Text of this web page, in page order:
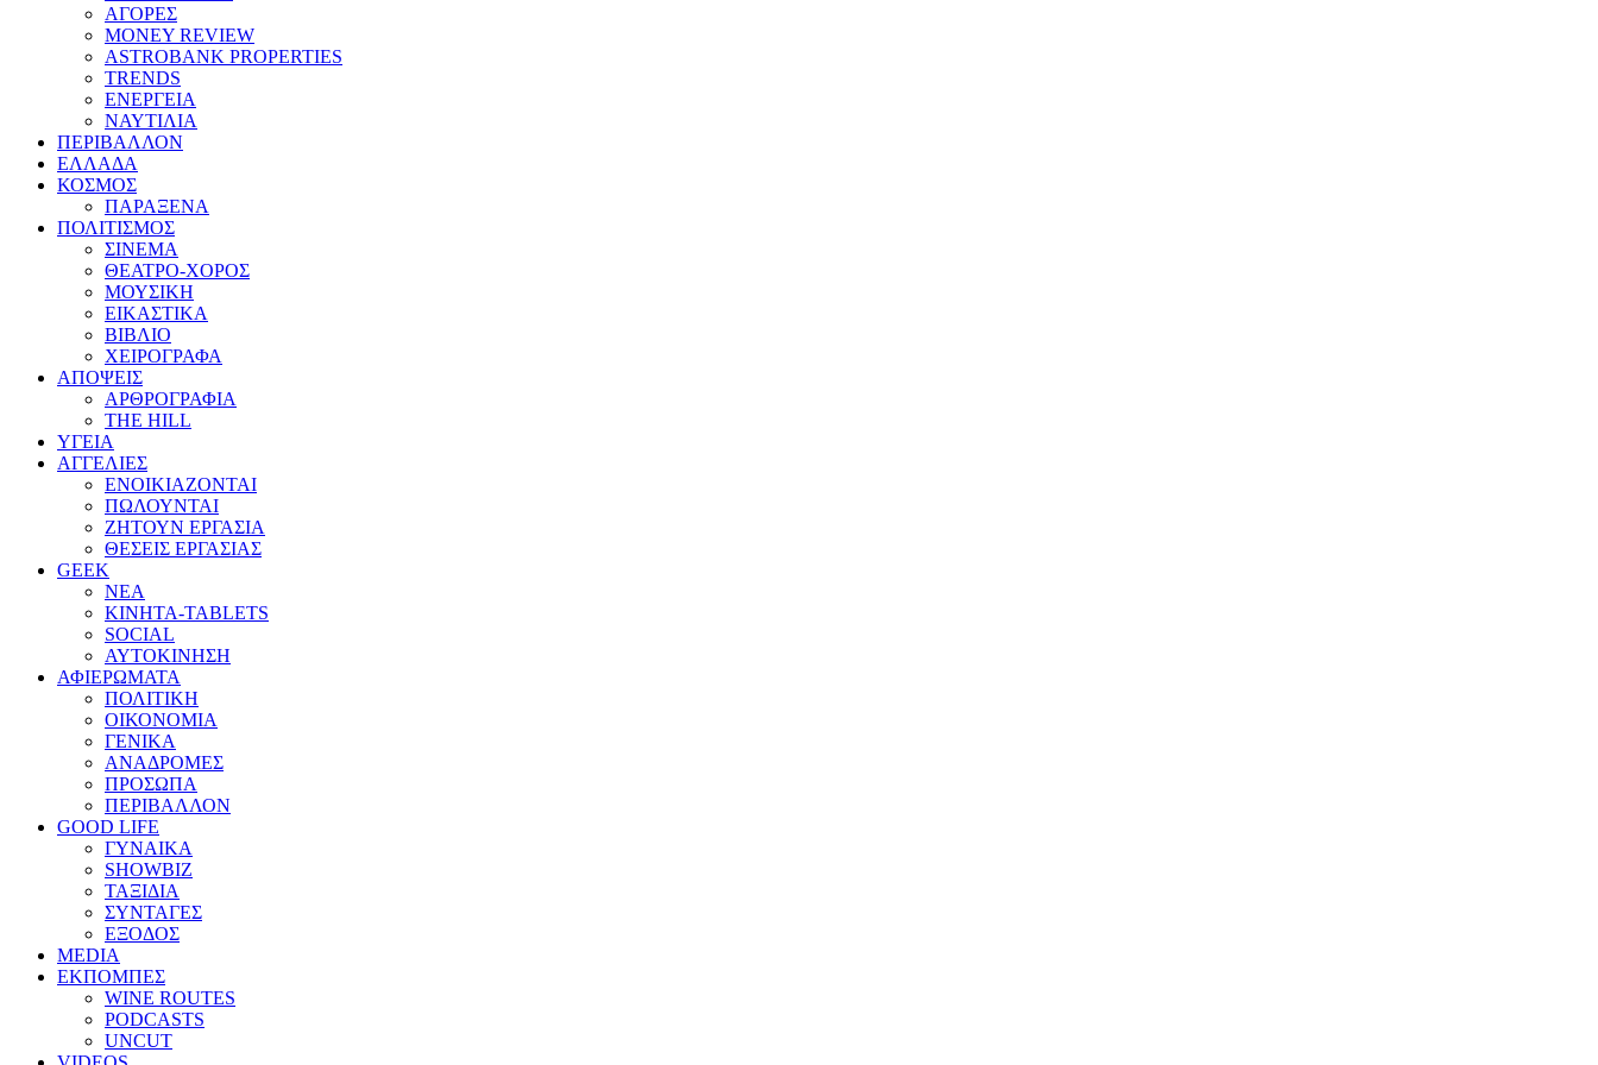
ΑΓΟΡΕΣ
MONEY REVIEW
ASTROBANK PROPERTIES
TRENDS
ΕΝΕΡΓΕΙΑ
ΝΑΥΤΙΛΙΑ
ΠΕΡΙΒΑΛΛΟΝ
ΕΛΛΑΔΑ
ΚΟΣΜΟΣ
ΠΑΡΑΞΕΝΑ
ΠΟΛΙΤΙΣΜΟΣ
ΣΙΝΕΜΑ
ΘΕΑΤΡΟ-ΧΟΡΟΣ
ΜΟΥΣΙΚΗ
ΕΙΚΑΣΤΙΚΑ
ΒΙΒΛΙΟ
ΧΕΙΡΟΓΡΑΦΑ
ΑΠΟΨΕΙΣ
ΑΡΘΡΟΓΡΑΦΙΑ
THE HILL
ΥΓΕΙΑ
ΑΓΓΕΛΙΕΣ
ΕΝΟΙΚΙΑΖΟΝΤΑΙ
ΠΩΛΟΥΝΤΑΙ
ΖΗΤΟΥΝ ΕΡΓΑΣΙΑ
ΘΕΣΕΙΣ ΕΡΓΑΣΙΑΣ
GEEK
ΝΕΑ
ΚΙΝΗΤΑ-TABLETS
SOCIAL
ΑΥΤΟΚΙΝΗΣΗ
ΑΦΙΕΡΩΜΑΤΑ
ΠΟΛΙΤΙΚΗ
ΟΙΚΟΝΟΜΙΑ
ΓΕΝΙΚΑ
ΑΝΑΔΡΟΜΕΣ
ΠΡΟΣΩΠΑ
ΠΕΡΙΒΑΛΛΟΝ
GOOD LIFE
ΓΥΝΑΙΚΑ
SHOWBIZ
ΤΑΞΙΔΙΑ
ΣΥΝΤΑΓΕΣ
ΕΞΟΔΟΣ
MEDIA
ΕΚΠΟΜΠΕΣ
WINE ROUTES
PODCASTS
UNCUT